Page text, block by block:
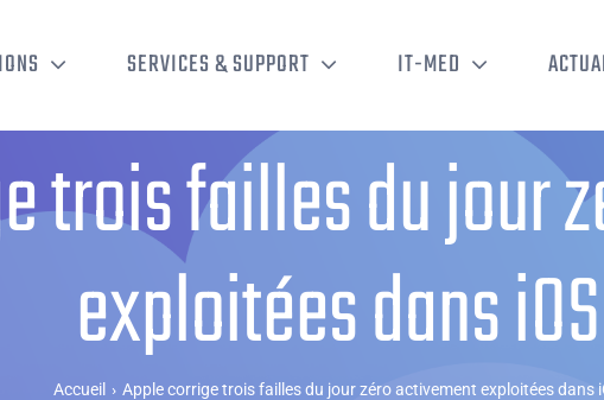
SERVICES & SUPPORT IT-MED
trois failles du jour
exploitées dans iOS
Accueil › Apple corrige trois failles du jour zéro activement exploitées dans